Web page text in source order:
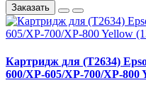
Заказать
Картридж для (T2634)
600/XP-605/XP-700/XP-